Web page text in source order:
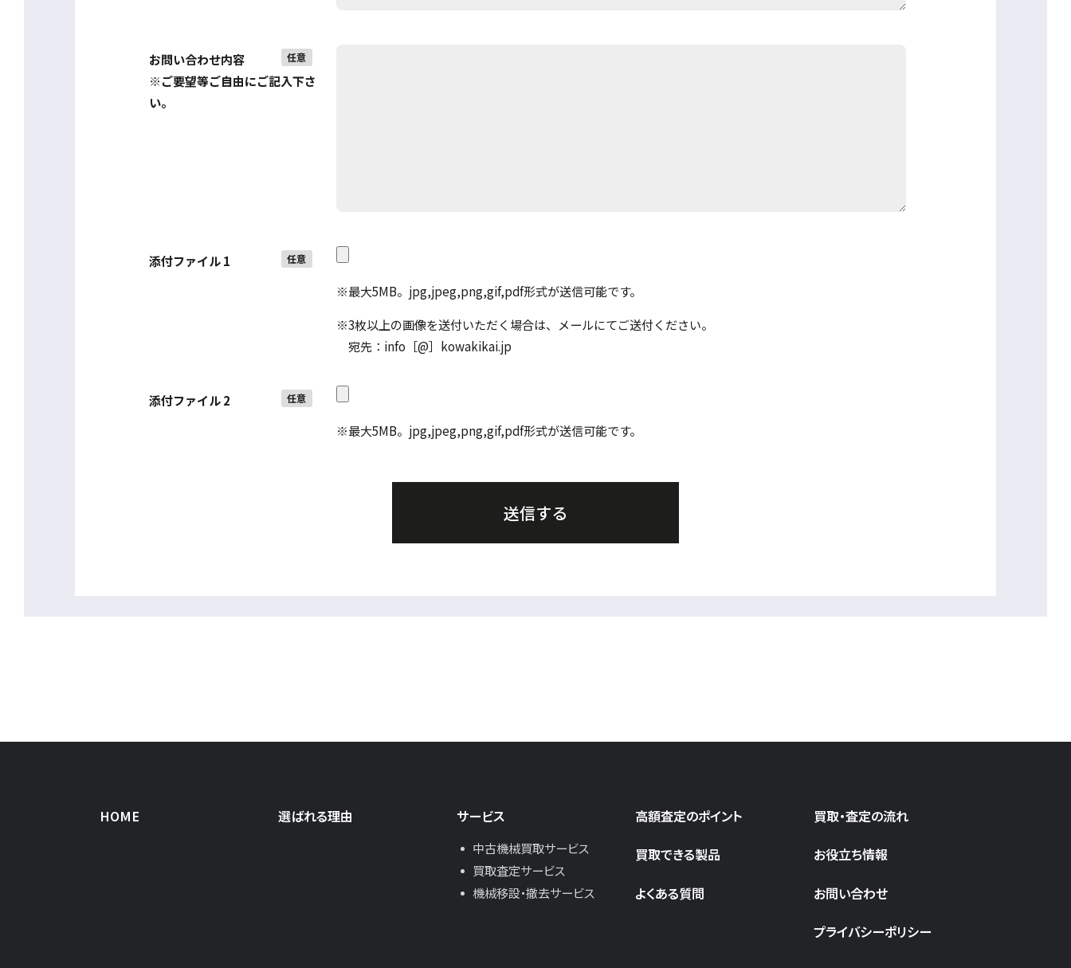
お問い合わせ内容 任意
※ご要望等ご自由にご記入下さ
い。
添付ファイル 1 任意
※最大5MB。jpg,jpeg,png,gif,pdf形式が送信可能です。
※3枚以上の画像を送付いただく場合は、メールにてご送付ください。
宛先：info［@］kowakikai.jp
添付ファイル 2 任意
※最大5MB。jpg,jpeg,png,gif,pdf形式が送信可能です。
HOME 選ばれる理由 サービス
中古機械買取サービス
買取査定サービス
機械移設・撤去サービス
高額査定のポイント
買取できる製品
よくある質問
買取・査定の流れ
お役立ち情報
お問い合わせ
プライバシーポリシー